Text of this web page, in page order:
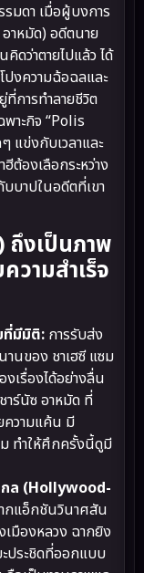
รมดา เมื่อผู้บงการ
าหมัด) อดีตนาย
ดว่าตายไปแล้ว ได้
งความฉ้อฉลและ
การทำลายชีวิต
าะกิจ “Polis
แข่งกับเวลาและ
ต้องเลือกระหว่าง
บาปในอดีตที่เขา
ถึงเป็นภาพ
ามสำเร็จ
ที่มีมิติ: การรับส่ง
นของ ชาเฮซี แซม
งเรื่องได้อย่างลื่น
าร์นัซ อาหมัด ที่
ความแค้น มี
ทำให้ศึกครั้งนี้ดูมี
กล (Hollywood-
กแอ็กชันวินาศสัน
เมืองหลวง ฉากยิง
ประชิดที่ออกแบบ